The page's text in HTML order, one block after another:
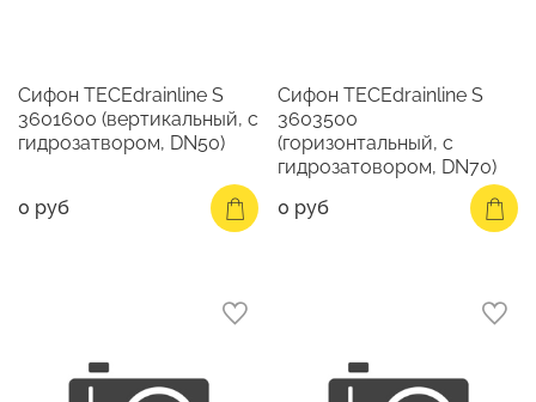
Сифон TECEdrainline S
3601600 (вертикальный, с
гидрозатвором, DN50)
0 руб
Сифон TECEdrainline S
3603500
(горизонтальный, с
гидрозатовором, DN70)
0 руб